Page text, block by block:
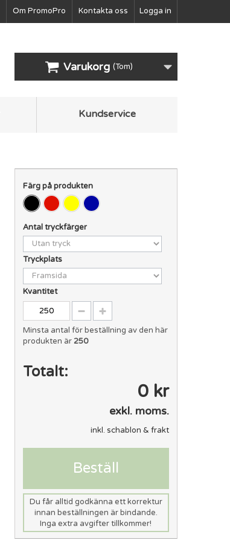
Logga in
Kontakta oss
Om PromoPro
Varukorg (Tom)
Kundservice
Färg på produkten
Antal tryckfärger
Tryckplats
Kvantitet
Minsta antal för beställning av den här
produkten är 250
Totalt:
0 kr
exkl. moms.
inkl. schablon & frakt
Beställ
Du får alltid godkänna ett korrektur
innan beställningen är bindande.
Inga extra avgifter tillkommer!